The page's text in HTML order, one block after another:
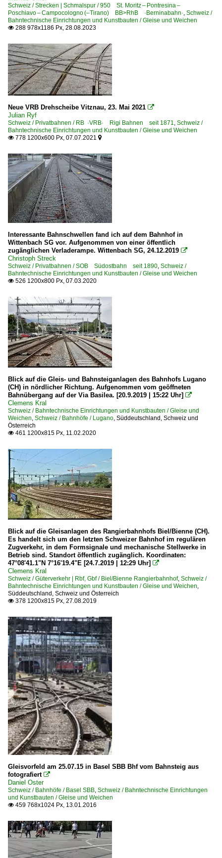
Schweiz / Strecken | Schmalspur / 950 St. Moritz – Pontresina –
Poschiavo – Campocologno (–Tirano) BB>RhB ·Berninabahn·, Schweiz /
Bahntechnische Einrichtungen und Kunstbauten / Gleise und Weichen
 288 978x1186 Px, 28.08.2023
Neue VRB Drehscheibe Vitznau, 23. Mai 2021 
Julian Ryf
Schweiz / Privatbahnen / RB ·VRB· Rigi Bahnen seit 1871, Schweiz /
Bahntechnische Einrichtungen und Kunstbauten / Gleise und Weichen
 778 1200x600 Px, 07.07.2021 
Interessante Bahnschwellen fand ich auf dem Bahnhof in
Wittenbach SG vor. Aufgenommen von einer öffentlich
zugänglichen Verladerampe. Wittenbach SG, 24.12.2019 
Christoph Streck
Schweiz / Privatbahnen / SOB Südostbahn seit 1890, Schweiz /
Bahntechnische Einrichtungen und Kunstbauten / Gleise und Weichen
 526 1200x800 Px, 07.03.2020
Blick auf die Gleis- und Bahnsteiganlagen des Bahnhofs Lugano
(CH) in nördlicher Richtung. Aufgenommen vom geöffneten
Bahnübergang auf der Via Basilea. [20.9.2019 | 15:22 Uhr] 
Clemens Kral
Schweiz / Bahntechnische Einrichtungen und Kunstbauten / Gleise und
Weichen, Schweiz / Bahnhöfe / Lugano, Süddeutschland, Schweiz und
Österreich
 461 1200x815 Px, 11.02.2020
Blick auf die Gleisanlagen des Rangierbahnhofs Biel/Bienne (CH).
Es handelt sich um den letzten Schweizer Bahnhof im regulären
Zugverkehr, in dem Formsignale und mechanische Stellwerke in
Betrieb sind. Standort öffentlich zugänglich. Koordinaten:
47°08'41.1"N 7°16'19.4"E [24.7.2019 | 12:29 Uhr] 
Clemens Kral
Schweiz / Güterverkehr | Rbf, Gbf / Biel/Bienne Rangierbahnhof, Schweiz /
Bahntechnische Einrichtungen und Kunstbauten / Gleise und Weichen,
Süddeutschland, Schweiz und Österreich
 378 1200x815 Px, 27.08.2019
Gleisvorfeld am 25.07.15 in Basel SBB Bhf vom Bahnsteig aus
fotografiert 
Daniel Oster
Schweiz / Bahnhöfe / Basel SBB, Schweiz / Bahntechnische Einrichtungen
und Kunstbauten / Gleise und Weichen
 459 768x1024 Px, 13.01.2016